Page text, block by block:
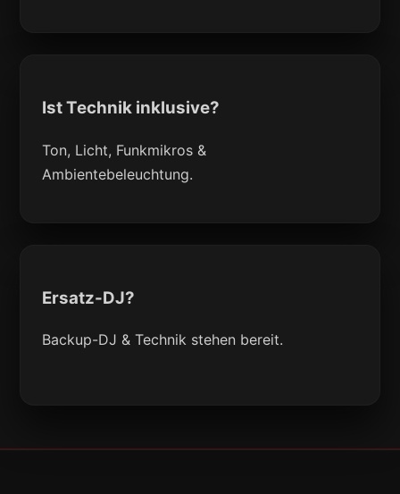
Ist Technik inklusive?
Ton, Licht, Funkmikros &
Ambientebeleuchtung.
Ersatz-DJ?
Backup-DJ & Technik stehen bereit.